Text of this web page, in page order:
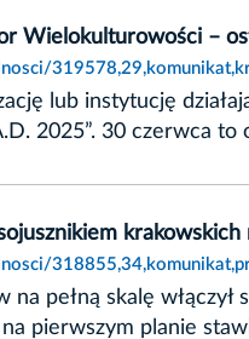
Wielokulturowości –
lub instytucję
2025”. 30 czerwca to
krakowskich
pełną skalę
na pierwszym planie